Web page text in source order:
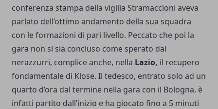
conferenza stampa della vigilia Stramaccioni aveva
parlato dell’ottimo andamento della sua squadra
con le formazioni di pari livello. Peccato che poi la
gara non si sia concluso come sperato dai
nerazzurri, complice anche, nella Lazio, il recupero
fondamentale di Klose. Il tedesco, entrato solo ad un
quarto d’ora dal termine nella gara con il Bologna, è
infatti partito dall’inizio e ha giocato fino a 5 minuti